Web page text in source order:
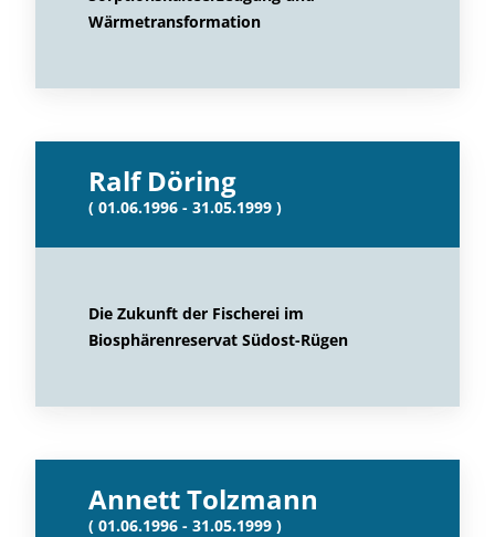
Wärmetransformation
Ralf Döring
( 01.06.1996 - 31.05.1999 )
Die Zukunft der Fischerei im
Biosphärenreservat Südost-Rügen
Annett Tolzmann
( 01.06.1996 - 31.05.1999 )